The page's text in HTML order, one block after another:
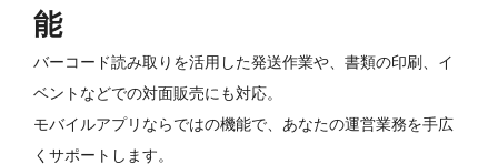
能
バーコード読み取りを活用した発送作業や、書類の印刷、イ
ベントなどでの対面販売にも対応。
モバイルアプリならではの機能で、あなたの運営業務を手広
くサポートします。